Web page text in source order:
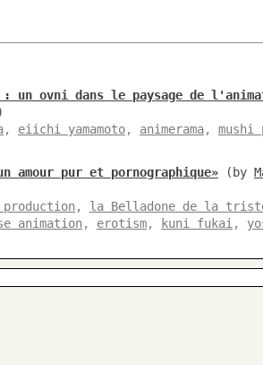
un ovni dans le paysage de
, eiichi yamamoto, animerama, mushi
pur et pornographique» (by
production, la Belladone de la
animation, erotism, kuni fukai ,